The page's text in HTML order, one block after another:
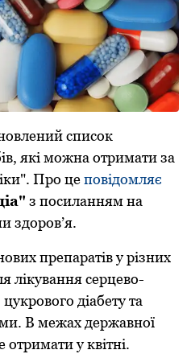
список
які можна отримати за
Про цеповідомляє
з посиланням на
здоров’я.
препаратів у різних
лікування серцевo-
діабету та
В межах державної
у квітні.